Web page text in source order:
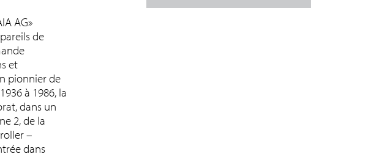
AG»
de
et
pionnier de
à 1986, la
dans un
2, de la
–
dans